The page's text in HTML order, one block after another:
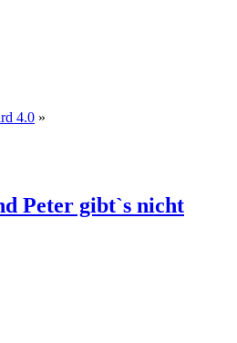
4.0 »
Peter gibt`s nicht